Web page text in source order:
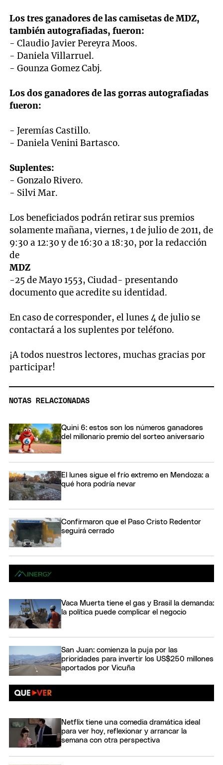
Los tres ganadores de las camisetas de MDZ,
también autografiadas, fueron:
- Claudio Javier Pereyra Moos.
- Daniela Villarruel.
- Gounza Gomez Cabj.
Los dos ganadores de las gorras autografiadas
fueron:
- Jeremías Castillo.
- Daniela Venini Bartasco.
Suplentes:
- Gonzalo Rivero.
- Silvi Mar.
Los beneficiados podrán retirar sus premios
solamente mañana, viernes, 1 de julio de 2011, de
9:30 a 12:30 y de 16:30 a 18:30, por la redacción
de
MDZ
-25 de Mayo 1553, Ciudad- presentando
documento que acredite su identidad.
En caso de corresponder, el lunes 4 de julio se
contactará a los suplentes por teléfono.
¡A todos nuestros lectores, muchas gracias por
participar!
NOTAS RELACIONADAS
Quini 6: estos son los números ganadores
del millonario premio del sorteo aniversario
El lunes sigue el frío extremo en Mendoza: a
qué hora podría nevar
Confirmaron que el Paso Cristo Redentor
seguirá cerrado
Vaca Muerta tiene el gas y Brasil la demanda:
la política puede complicar el negocio
San Juan: comienza la puja por las
prioridades para invertir los US$250 millones
aportados por Vicuña
Netflix tiene una comedia dramática ideal
para ver hoy, reflexionar y arrancar la
semana con otra perspectiva